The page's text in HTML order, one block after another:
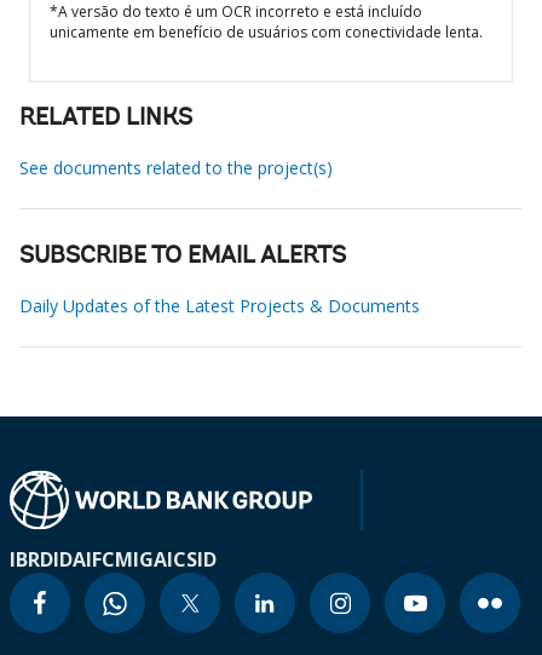
*A versão do texto é um OCR incorreto e está incluído
unicamente em benefício de usuários com conectividade lenta.
RELATED LINKS
See documents related to the project(s)
SUBSCRIBE TO EMAIL ALERTS
Daily Updates of the Latest Projects & Documents
IBRDIDAIFCMIGAICSID